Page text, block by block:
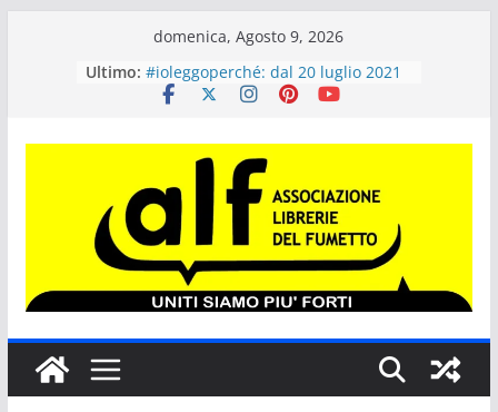
domenica, Agosto 9, 2026
Ultimo: #ioleggoperché: dal 20 luglio 2021
le scuole possono iscriversi
si potrà donare un libro
“Più libri più liberi” compie 20 anni
Tokyo Revengers #1 VARIANT per
ALF COMICS AND GAMES 2021
SERGIO BONELLI EDITORE E GLI
EVENTI FUMETTISTICI
“Il maialino di Natale”, il nuovo
libro per ragazzi di J.K. Rowling in
uscita il 12 ottobre